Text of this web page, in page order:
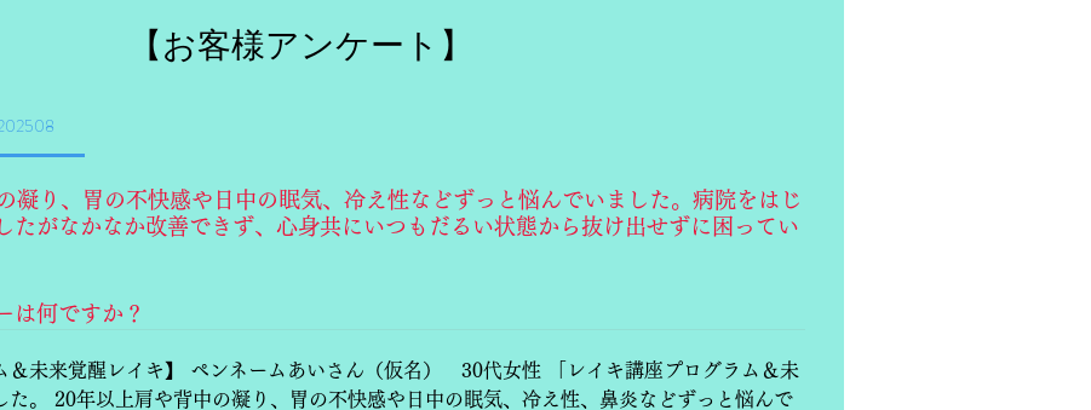
【お客様アンケート】
凝り、胃の不快感や日中の眠気、冷え性などずっと悩んでいました。病院をはじ
たがなかなか改善できず、心身共にいつもだるい状態から抜け出せずに困ってい
は何ですか？
＆未来覚醒レイキ】 ペンネームあいさん（仮名） 30代女性 「レイキ講座プログラム＆未
た。 20年以上肩や背中の凝り、胃の不快感や日中の眠気、冷え性、鼻炎などずっと悩んで